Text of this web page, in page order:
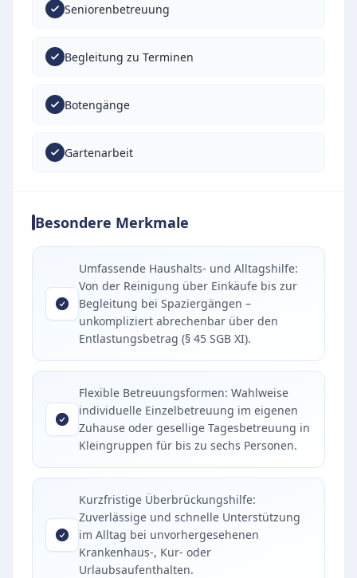
Seniorenbetreuung
Begleitung zu Terminen
Botengänge
Gartenarbeit
Besondere Merkmale
Umfassende Haushalts- und Alltagshilfe:
Von der Reinigung über Einkäufe bis zur
Begleitung bei Spaziergängen –
unkompliziert abrechenbar über den
Entlastungsbetrag (§ 45 SGB XI).
Flexible Betreuungsformen: Wahlweise
individuelle Einzelbetreuung im eigenen
Zuhause oder gesellige Tagesbetreuung in
Kleingruppen für bis zu sechs Personen.
Kurzfristige Überbrückungshilfe:
Zuverlässige und schnelle Unterstützung
im Alltag bei unvorhergesehenen
Krankenhaus-, Kur- oder
Urlaubsaufenthalten.